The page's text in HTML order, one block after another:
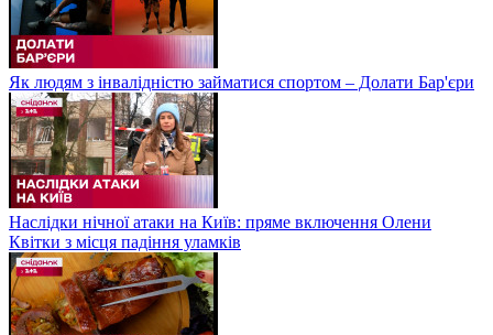
Як людям з інвалідністю займатися спортом – Долати Бар'єри
Наслідки нічної атаки на Київ: пряме включення Олени
Квітки з місця падіння уламків